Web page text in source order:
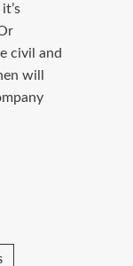
civil and
will